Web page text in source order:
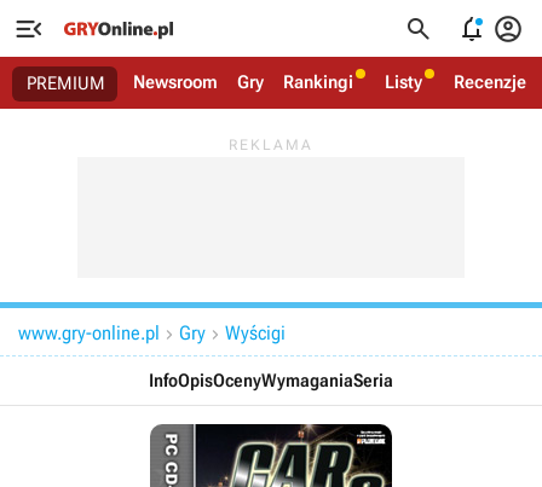
   
PREMIUM Newsroom Gry Rankingi Listy Recenzje
www.gry-online.pl  Gry  Wyścigi
InfoOpisOcenyWymaganiaSeria